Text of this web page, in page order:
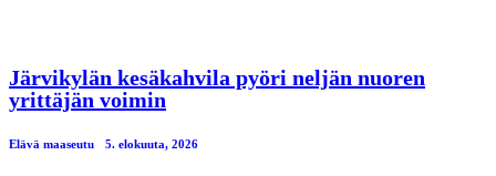
Järvikylän kesäkahvila pyöri neljän nuoren
yrittäjän voimin
Elävä maaseutu 5. elokuuta, 2026